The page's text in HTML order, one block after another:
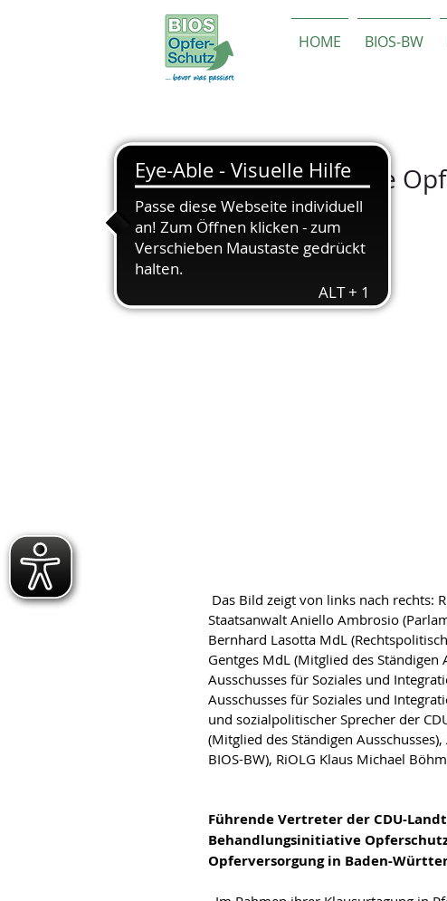
HOME BIOS-BW
Flächendeckende
Württemberg
Staatsanwalt Aniello Ambrosio
Bernhard Lasotta MdL
Gentges MdL (Mitglied des Ständigen
Ausschusses für Soziales und
Ausschusses für Soziales und
und sozialpolitischer Sprecher der
(Mitglied des Ständigen
BIOS-BW), RiOLG Klaus Michael
Führende Vertreter der CDU-
Behandlungsinitiative
Opferversorgung in Baden-